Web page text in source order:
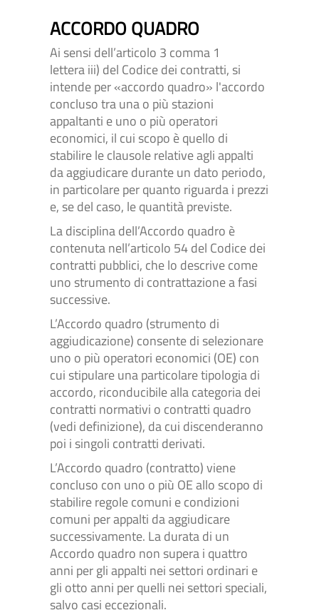
ACCORDO QUADRO
Ai sensi dell’articolo 3 comma 1
lettera iii) del Codice dei contratti, si
intende per «accordo quadro» l'accordo
concluso tra una o più stazioni
appaltanti e uno o più operatori
economici, il cui scopo è quello di
stabilire le clausole relative agli appalti
da aggiudicare durante un dato periodo,
in particolare per quanto riguarda i prezzi
e, se del caso, le quantità previste.
La disciplina dell’Accordo quadro è
contenuta nell’articolo 54 del Codice dei
contratti pubblici, che lo descrive come
uno strumento di contrattazione a fasi
successive.
L’Accordo quadro (strumento di
aggiudicazione) consente di selezionare
uno o più operatori economici (OE) con
cui stipulare una particolare tipologia di
accordo, riconducibile alla categoria dei
contratti normativi o contratti quadro
(vedi definizione), da cui discenderanno
poi i singoli contratti derivati.
L’Accordo quadro (contratto) viene
concluso con uno o più OE allo scopo di
stabilire regole comuni e condizioni
comuni per appalti da aggiudicare
successivamente. La durata di un
Accordo quadro non supera i quattro
anni per gli appalti nei settori ordinari e
gli otto anni per quelli nei settori speciali,
salvo casi eccezionali.